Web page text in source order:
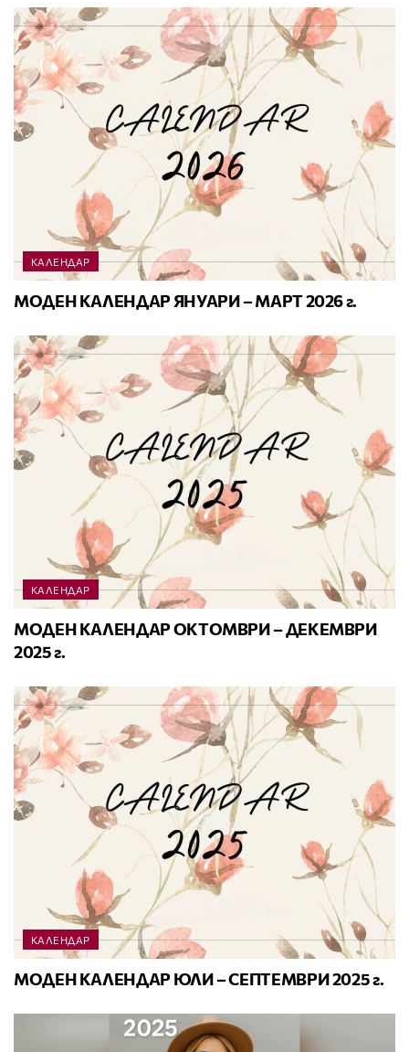
КАЛЕНДАР
МОДЕН КАЛЕНДАР ЯНУАРИ – МАРТ 2026 г.
КАЛЕНДАР
МОДЕН КАЛЕНДАР ОКТОМВРИ – ДЕКЕМВРИ
2025 г.
КАЛЕНДАР
МОДЕН КАЛЕНДАР ЮЛИ – СЕПТЕМВРИ 2025 г.